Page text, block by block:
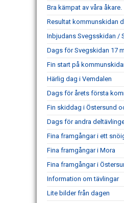
Bra kämpat av våra åkare.
Resultat kommunskidan
Inbjudans Svegsskidan /
Dags för Svegskidan 17
Fin start på
Härlig dag i Vemdalen
Dags för årets första
Fin skiddag i Östersund
Dags för andra
Fina framgångar i ett
Fina framgångar i Mora
Fina framgångar i
Information om tävlingar
Lite bilder från dagen